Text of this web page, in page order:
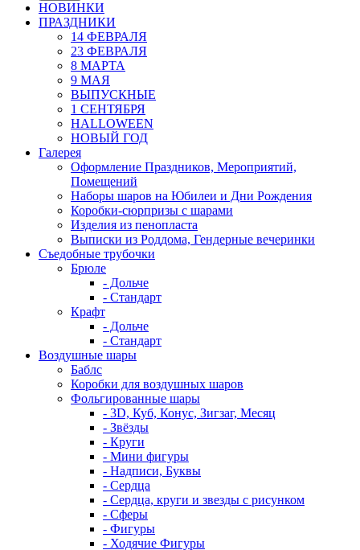
НОВИНКИ
ПРАЗДНИКИ
14 ФЕВРАЛЯ
23 ФЕВРАЛЯ
8 МАРТА
9 МАЯ
ВЫПУСКНЫЕ
1 СЕНТЯБРЯ
HALLOWEEN
НОВЫЙ ГОД
Галерея
Оформление Праздников, Мероприятий,
Помещений
Наборы шаров на Юбилеи и Дни Рождения
Коробки-сюрпризы с шарами
Изделия из пенопласта
Выписки из Роддома, Гендерные вечеринки
Съедобные трубочки
Брюле
- Дольче
- Стандарт
Крафт
- Дольче
- Стандарт
Воздушные шары
Баблс
Коробки для воздушных шаров
Фольгированные шары
- 3D, Куб, Конус, Зигзаг, Месяц
- Звёзды
- Круги
- Мини фигуры
- Надписи, Буквы
- Сердца
- Сердца, круги и звезды с рисунком
- Сферы
- Фигуры
- Ходячие Фигуры